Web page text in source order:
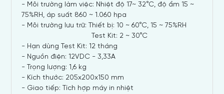
- Môi trường làm việc: Nhiệt độ 17~ 32°C, độ ẩm 15 ~
75%RH, áp suất 860 ~ 1.060 hpa
- Môi trường lưu trữ: Thiết bị: 10 ~ 60°C, 15 ~ 75%RH
Test Kit: 2 ~ 30°C
- Hạn dùng Test Kit: 12 tháng
- Nguồn điện: 12VDC - 3,33A
- Trọng lượng: 1,6 kg
- Kích thước: 205x200x150 mm
- Giao tiếp: Tích hợp máy in nhiệt